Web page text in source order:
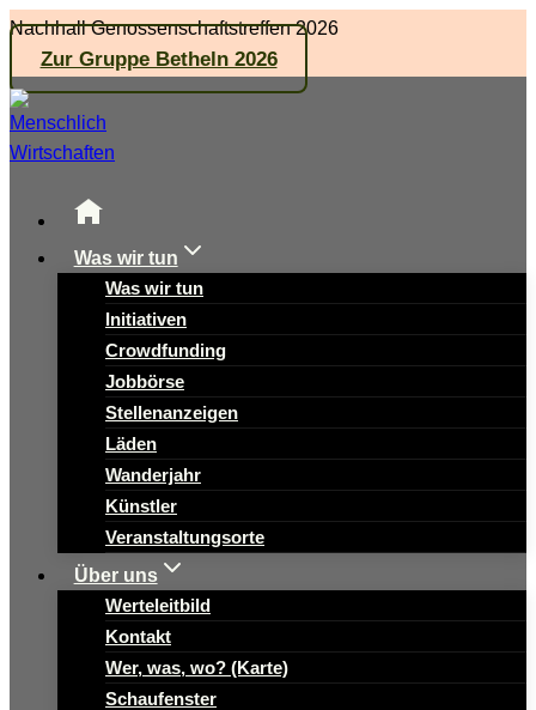
Zum
Inhalt
springen
Nachhall Genossenschaftstreffen 2026
Zur Gruppe Betheln 2026
Was wir tun
Was wir tun
Initiativen
Crowdfunding
Jobbörse
Stellenanzeigen
Läden
Wanderjahr
Künstler
Veranstaltungsorte
Über uns
Werteleitbild
Kontakt
Wer, was, wo? (Karte)
Schaufenster